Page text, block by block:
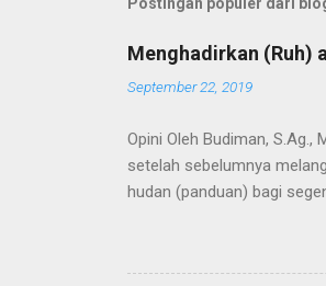
Postingan populer dari
Menghadirkan (Ruh)
September 22, 2019
Opini Oleh Budiman,
setelah sebelumnya
hudan (panduan) bagi
bahkan semesta.
Alquran dimulai saat